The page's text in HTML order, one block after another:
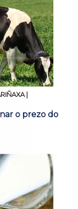
|
o prezo do